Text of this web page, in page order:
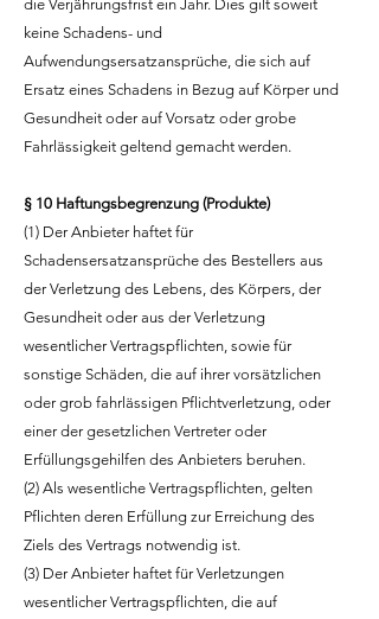
die Verjährungsfrist ein Jahr. Dies gilt soweit
keine Schadens- und
Aufwendungsersatzansprüche, die sich auf
Ersatz eines Schadens in Bezug auf Körper und
Gesundheit oder auf Vorsatz oder grobe
Fahrlässigkeit geltend gemacht werden.
§ 10 Haftungsbegrenzung (Produkte)
(1) Der Anbieter haftet für
Schadensersatzansprüche des Bestellers aus
der Verletzung des Lebens, des Körpers, der
Gesundheit oder aus der Verletzung
wesentlicher Vertragspflichten, sowie für
sonstige Schäden, die auf ihrer vorsätzlichen
oder grob fahrlässigen Pflichtverletzung, oder
einer der gesetzlichen Vertreter oder
Erfüllungsgehilfen des Anbieters beruhen.
(2) Als wesentliche Vertragspflichten, gelten
Pflichten deren Erfüllung zur Erreichung des
Ziels des Vertrags notwendig ist.
(3) Der Anbieter haftet für Verletzungen
wesentlicher Vertragspflichten, die auf